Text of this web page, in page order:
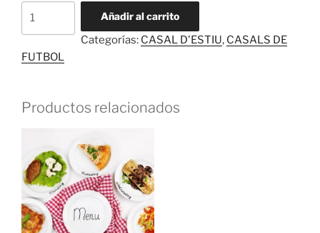
cantidad
Añadir al carrito
Categorías: CASAL D'ESTIU, CASALS DE
FUTBOL
Productos relacionados